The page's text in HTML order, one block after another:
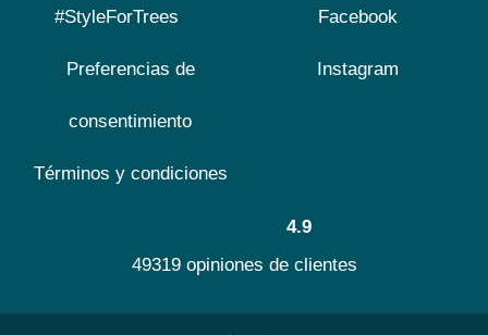
#StyleForTrees
Preferencias de
consentimiento
Términos y condiciones
Facebook
Instagram
4.9
49319 opiniones de clientes